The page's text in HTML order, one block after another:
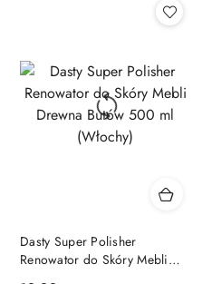
Dasty Super Polisher
Renowator do Skóry Mebli